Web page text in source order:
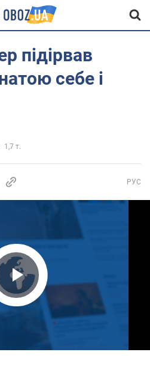
підірвав
себе і
1,7 т.
РУС
Video